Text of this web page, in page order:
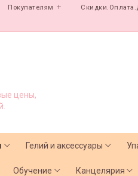
Покупателям
цены,
Гелий и аксессуары
Обучение Канцелярия